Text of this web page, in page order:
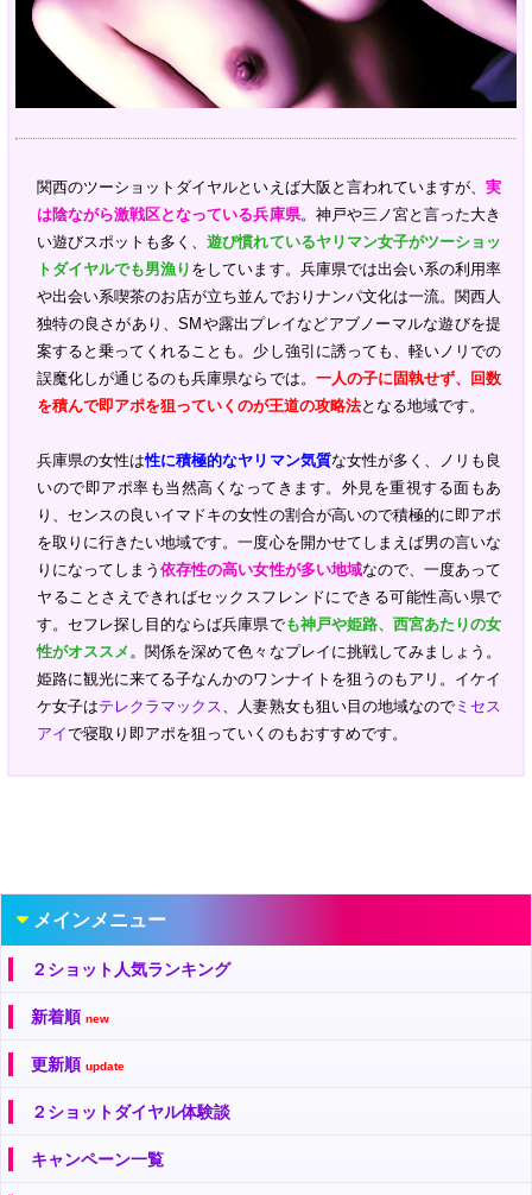
関西のツーショットダイヤルといえば大阪と言われていますが、 実
は陰ながら激戦区となっている兵庫県。神戸や三ノ宮と言った大き
い遊びスポットも多く、遊び慣れているヤリマン女子がツーショッ
トダイヤルでも男漁り をしています。兵庫県では出会い系の利用率
や出会い系喫茶のお店が立ち並んでおりナンパ文化は一流。関西人
独特の良さがあり、SMや露出プレイなどアブノーマルな遊びを提
案すると乗ってくれることも。少し強引に誘っても、軽いノリでの
誤魔化しが通じるのも兵庫県ならでは。 一人の子に固執せず、回数
を積んで即アポを狙っていくのが王道の攻略法となる地域です。
兵庫県の女性は性に積極的なヤリマン気質な女性が多く、ノリも良
いので即アポ率も当然高くなってきます。外見を重視する面もあ
り、センスの良いイマドキの女性の割合が高いので積極的に即アポ
を取りに行きたい地域です。一度心を開かせてしまえば男の言いな
りになってしまう依存性の高い女性が多い地域なので、一度あって
ヤることさえできればセックスフレンドにできる可能性高い県で
す。セフレ探し目的ならば兵庫県でも神戸や姫路、西宮あたりの女
性がオススメ。 関係を深めて色々なプレイに挑戦してみましょう。
姫路に観光に来てる子なんかのワンナイトを狙うのもアリ。イケイ
ケ女子はテレクラマックス、人妻熟女も狙い目の地域なのでミセス
アイで寝取り即アポを狙っていくのもおすすめです。
メインメニュー
２ショット人気ランキング
新着順 new
更新順 update
２ショットダイヤル体験談
キャンペーン一覧